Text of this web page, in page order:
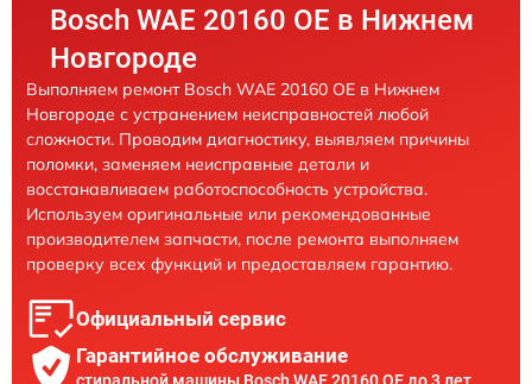
Bosch WAE 20160 OE в Нижнем
Новгороде
Выполняем ремонт Bosch WAE 20160 OE в Нижнем
Новгороде с устранением неисправностей любой
сложности. Проводим диагностику, выявляем причины
поломки, заменяем неисправные детали и
восстанавливаем работоспособность устройства.
Используем оригинальные или рекомендованные
производителем запчасти, после ремонта выполняем
проверку всех функций и предоставляем гарантию.
Официальный сервис
Гарантийное обслуживание